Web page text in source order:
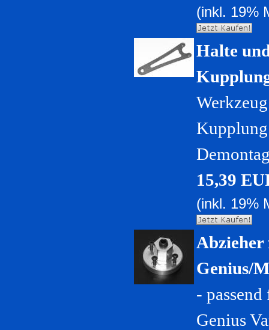
(inkl. 19%
Halte
15,39
(inkl. 19%
Abzieher
Genius/
-
Genius